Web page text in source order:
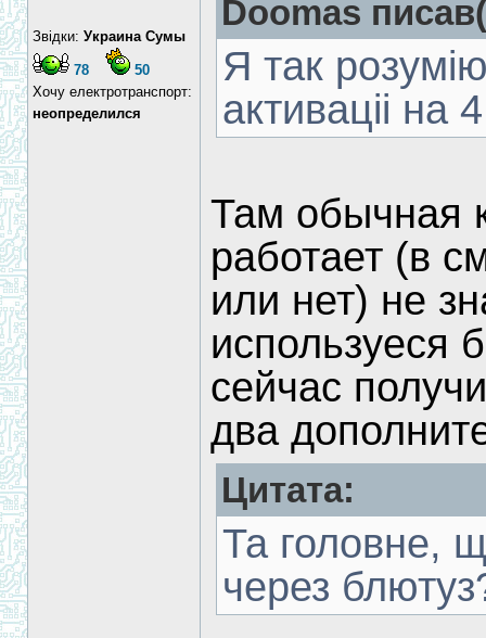
Звідки: Украина Сумы
78
50
Хочу електротранспорт:
неопределился
Doomas
Я так
активаціі на
Там обычная
работает (в
или нет) не
используеся
сейчас
два
Цитата:
Та головне,
через